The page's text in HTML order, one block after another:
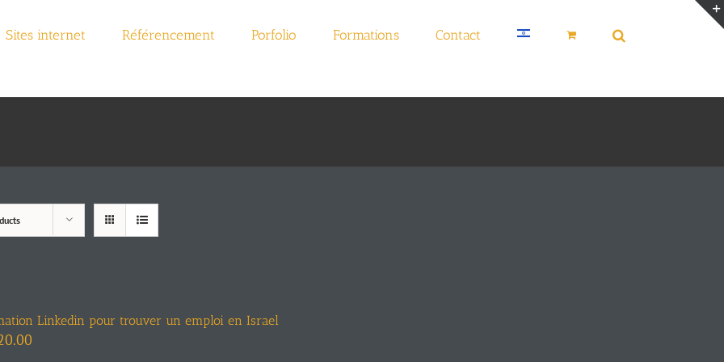
Sites internet Référencement Porfolio Formations Contact
Linkedin pour trouver un emploi en Israel